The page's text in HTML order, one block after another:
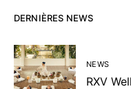
DERNIÈRES NEWS
NEWS
RXV